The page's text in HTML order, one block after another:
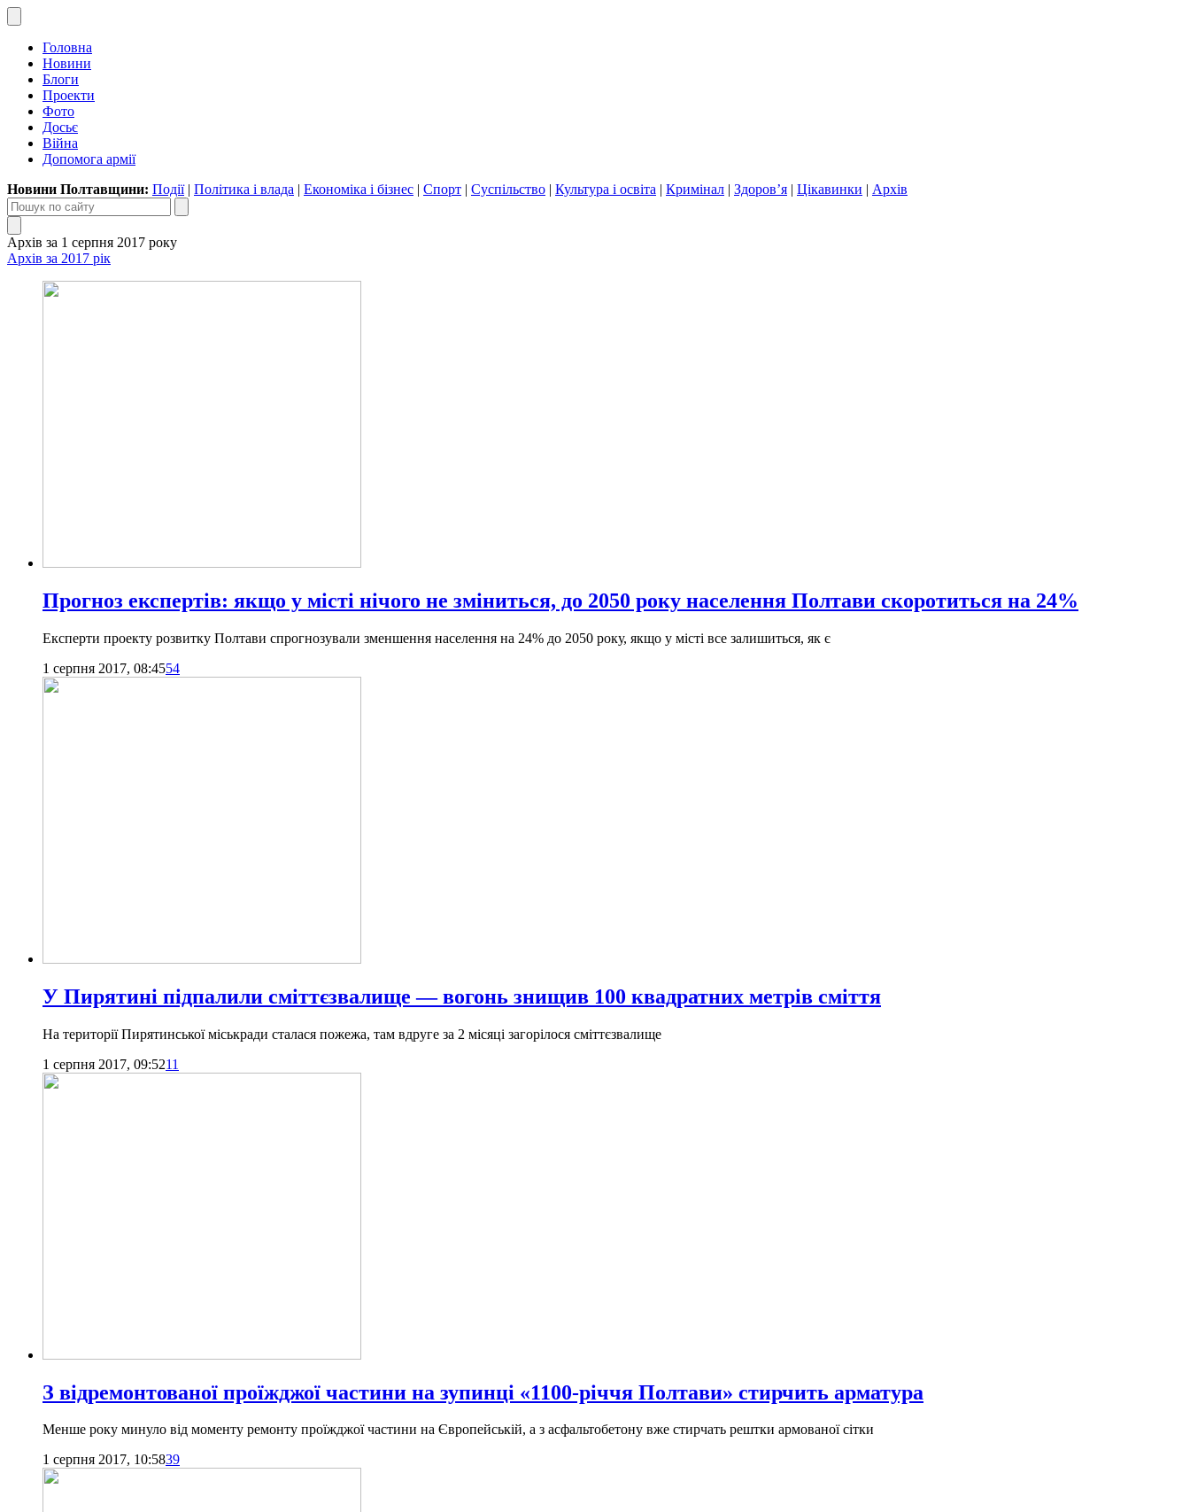
Головна
Новини
Блоги
Проекти
Фото
Досьє
Війна
Допомога армії
Новини Полтавщини: Події| Політика і влада | Економіка і бізнес | Спорт | Суспільство | Культура і освіта | Кримінал | Здоров’я | Цікавинки | Архів
Архів за 1 серпня 2017 року
Архів за 2017 рік
Прогноз експертів: якщо у місті нічого не зміниться, до 2050 року населення Полтави скоротиться на 24%
Експерти проекту розвитку Полтави спрогнозували зменшення населення на 24% до 2050 року, якщо у місті все залишиться, як є
1 серпня 2017, 08:4554
У Пирятині підпалили сміттєзвалище — вогонь знищив 100 квадратних метрів сміття
На території Пирятинської міськради сталася пожежа, там вдруге за 2 місяці загорілося сміттєзвалище
1 серпня 2017, 09:5211
З відремонтованої проїжджої частини на зупинці «1100-річчя Полтави» стирчить арматура
Менше року минуло від моменту ремонту проїжджої частини на Європейській, а з асфальтобетону вже стирчать рештки армованої сітки
1 серпня 2017, 10:5839